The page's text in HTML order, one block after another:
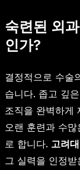
숙련된 외
인가?
결정적으로 수술
습니다. 좁고 깊
조직을 완벽하게
오랜 훈련과 수
로 합니다. 고려
그 실력을 인정